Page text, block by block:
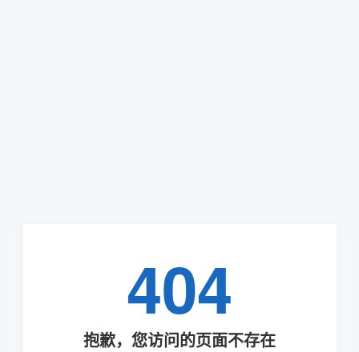
404
抱歉，您访问的页面不存在